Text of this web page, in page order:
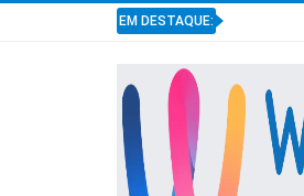
EM DESTAQUE: